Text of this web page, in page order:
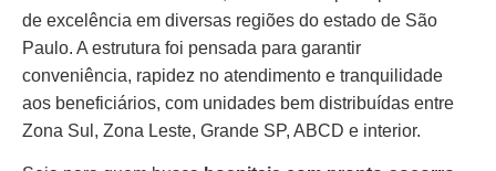
de excelência em diversas regiões do estado de São
Paulo. A estrutura foi pensada para garantir
conveniência, rapidez no atendimento e tranquilidade
aos beneficiários, com unidades bem distribuídas entre
Zona Sul, Zona Leste, Grande SP, ABCD e interior.